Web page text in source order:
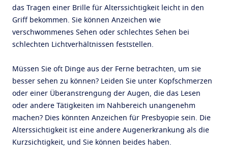
das Tragen einer Brille für Alterssichtigkeit leicht in den
Griff bekommen. Sie können Anzeichen wie
verschwommenes Sehen oder schlechtes Sehen bei
schlechten Lichtverhältnissen feststellen.
Müssen Sie oft Dinge aus der Ferne betrachten, um sie
besser sehen zu können? Leiden Sie unter Kopfschmerzen
oder einer Überanstrengung der Augen, die das Lesen
oder andere Tätigkeiten im Nahbereich unangenehm
machen? Dies könnten Anzeichen für Presbyopie sein. Die
Alterssichtigkeit ist eine andere Augenerkrankung als die
Kurzsichtigkeit, und Sie können beides haben.